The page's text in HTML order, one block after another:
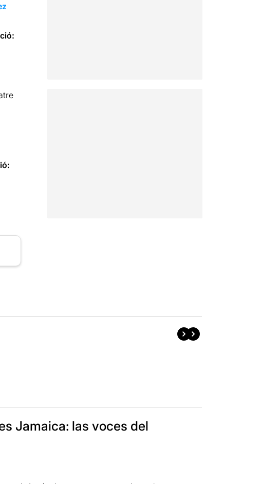
Jamaica: las voces del